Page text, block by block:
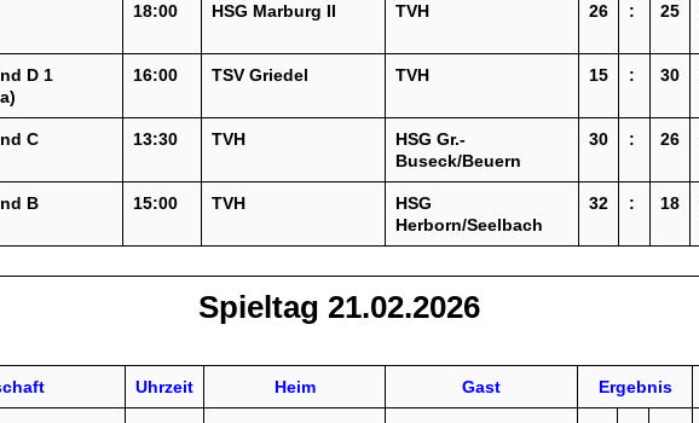
18:00 HSG Marburg II TVH 26 : 25
D 1
16:00 TSV Griedel TVH 15 : 30
C
13:30 TVH
HSG Gr.-
Buseck/Beuern
30 : 26
B
15:00 TVH
HSG
Herborn/Seelbach
32 : 18
Spieltag 21.02.2026
Uhrzeit Heim Gast Ergebnis